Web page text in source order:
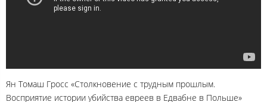
Ян Томаш Гросс «Столкновение с трудным прошлым.
Восприятие истории убийства евреев в Едвабне в Польше»